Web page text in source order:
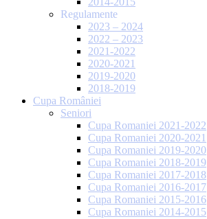
Regulamente
2023 – 2024
2022 – 2023
2021-2022
2020-2021
2019-2020
2018-2019
Cupa României
Seniori
Cupa Romaniei 2021-2022
Cupa Romaniei 2020-2021
Cupa Romaniei 2019-2020
Cupa Romaniei 2018-2019
Cupa Romaniei 2017-2018
Cupa Romaniei 2016-2017
Cupa Romaniei 2015-2016
Cupa Romaniei 2014-2015